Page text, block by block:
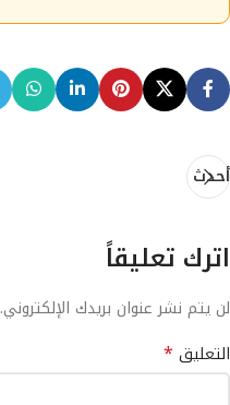
أحدث
اترك تعليقاً
لن يتم نشر عنوان بريدك الإلكتروني.
التعليق *